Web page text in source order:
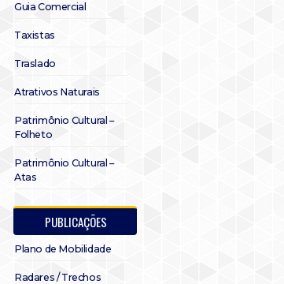
Guia Comercial
Taxistas
Traslado
Atrativos Naturais
Patrimônio Cultural –
Folheto
Patrimônio Cultural –
Atas
PUBLICAÇÕES
Plano de Mobilidade
Radares / Trechos